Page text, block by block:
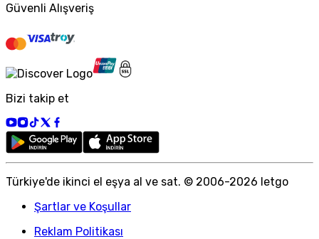
Güvenli Alışveriş
Bizi takip et
Türkiye'de ikinci el eşya al ve sat. © 2006-2026 letgo
Şartlar ve Koşullar
Reklam Politikası